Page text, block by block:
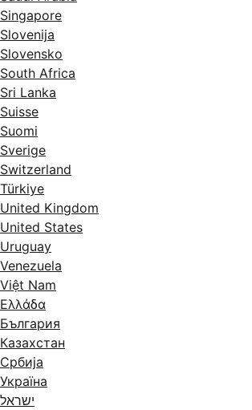
Singapore
Slovenija
Slovensko
South Africa
Sri Lanka
Suisse
Suomi
Sverige
Switzerland
Türkiye
United Kingdom
United States
Uruguay
Venezuela
Việt Nam
Ελλάδα
България
Казахстан
Србија
Україна
ישראל